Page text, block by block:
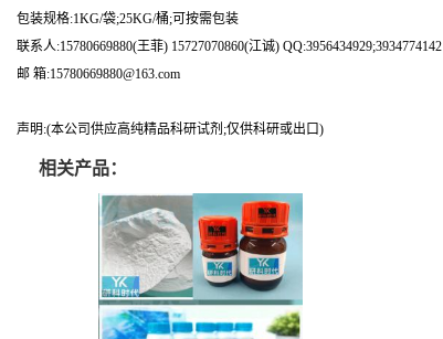
包装规格:1KG/袋;25KG/桶;可按需包装
联系人:15780669880(王菲) 15727070860(江诚) QQ:3956434929;3934774142
邮 箱:15780669880@163.com
声明:(本公司供应高纯精品科研试剂;仅供科研或出口)
相关产品：